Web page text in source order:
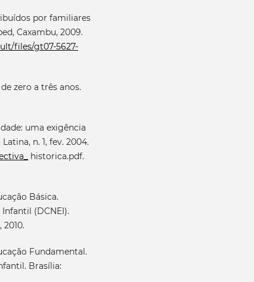
por familiares
Caxambu, 2009.
files/gt07-5627-
zero a três anos.
uma exigência
n. 1, fev. 2004.
historica.pdf.
Básica.
(DCNEI).
Fundamental.
Brasília: